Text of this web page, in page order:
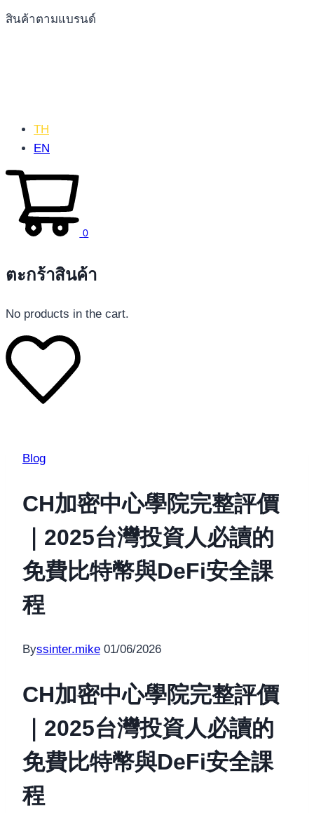
สินค้าตามแบรนด์
TH
EN
0
ตะกร้าสินค้า
No products in the cart.
Blog
CH加密中心學院完整評價
｜2025台灣投資人必讀的
免費比特幣與DeFi安全課
程
Byssinter.mike 01/06/2026
CH加密中心學院完整評價
｜2025台灣投資人必讀的
免費比特幣與DeFi安全課
程